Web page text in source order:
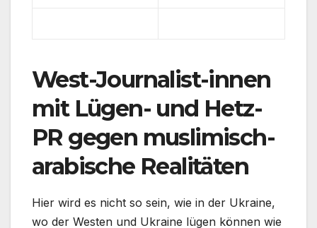
West-Journalist-innen
mit Lügen- und Hetz-
PR gegen muslimisch-
arabische Realitäten
Hier wird es nicht so sein, wie in der Ukraine,
wo der Westen und Ukraine lügen können wie